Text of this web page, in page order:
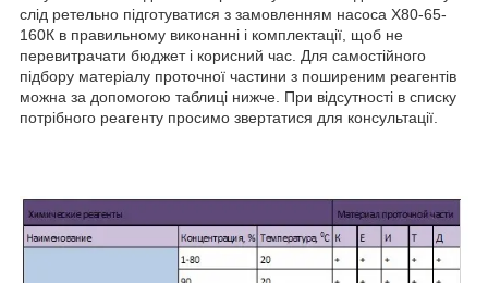
слід ретельно підготуватися з замовленням насоса Х80-65-
160К в правильному виконанні і комплектації, щоб не
перевитрачати бюджет і корисний час. Для самостійного
підбору матеріалу проточної частини з поширеним реагентів
можна за допомогою таблиці нижче. При відсутності в списку
потрібного реагенту просимо звертатися для консультації.